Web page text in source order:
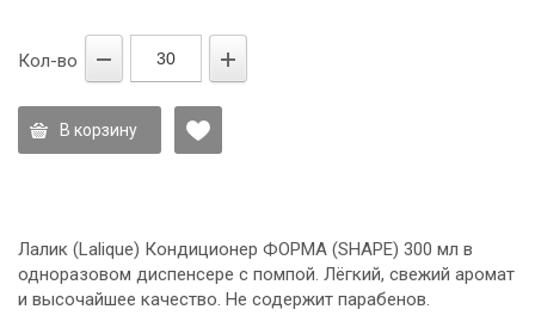
Кол-во
В корзину
Лалик (Lalique) Кондиционер ФОРМА (SHAPE) 300 мл в
одноразовом диспенсере с помпой. Лёгкий, свежий аромат
и высочайшее качество. Не содержит парабенов.